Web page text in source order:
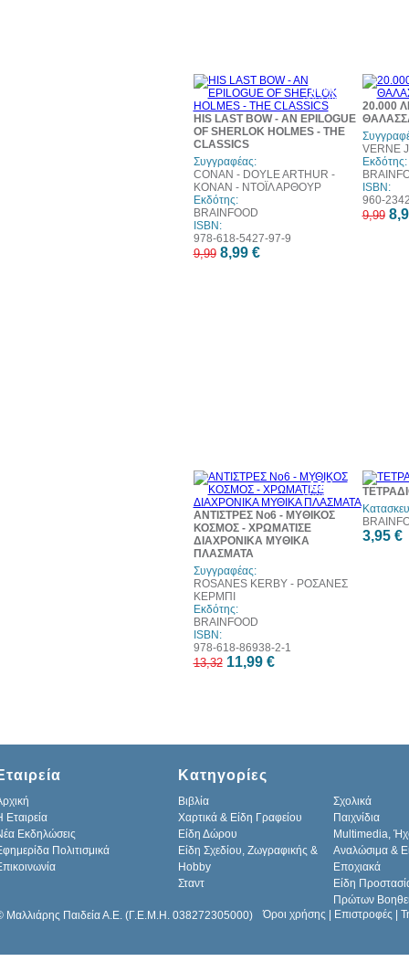
10%
έκπτωση
HIS LAST BOW - AN EPILOGUE
OF SHERLOK HOLMES - THE
CLASSICS
Συγγραφέας:
CONAN - DOYLE ARTHUR -
ΚΟΝΑΝ - ΝΤΟΪΛ ΑΡΘΟΥΡ
Εκδότης:
BRAINFOOD
ISBN:
978-618-5427-97-9
9,99 8,99 €
20.000
VERNE
Εκδότης:
ISBN:
960-
9,99
10%
έκπτωση
ΑΝΤΙΣΤΡΕΣ Νο6 - ΜΥΘΙΚΟΣ
ΚΟΣΜΟΣ - ΧΡΩΜΑΤΙΣΕ
ΔΙΑΧΡΟΝΙΚΑ ΜΥΘΙΚΑ
ΠΛΑΣΜΑΤΑ
Συγγραφέας:
ROSANES KERBY - ΡΟΣΑΝΕΣ
ΚΕΡΜΠΙ
Εκδότης:
BRAINFOOD
ISBN:
978-618-86938-2-1
13,32 11,99 €
3,95 €
Εταιρεία
Εκδηλώσεις
Πολιτισμικά
Κατηγορίες
Βιβλία
Σχολικά
Χαρτικά & Είδη Γραφείου
Παιχνίδια
Είδη Δώρου
Multimedia,
Είδη Σχεδίου, Ζωγραφικής &
Hobby
Αναλώσιμα &
Εποχιακά
Σταντ
Είδη
Πρώτων
Μαλλιάρης Παιδεία Α.Ε. (Γ.Ε.Μ.Η. 038272305000)
Όροι χρήσης Επιστροφές